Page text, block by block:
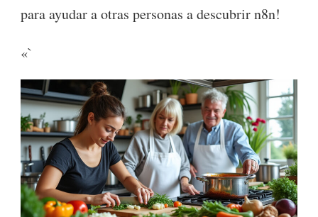
para ayudar a otras personas a descubrir n8n!
«`